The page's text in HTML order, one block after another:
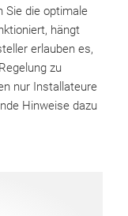
Sie die optimale
hängt
erlauben es,
zu
nur Installateure
Hinweise dazu